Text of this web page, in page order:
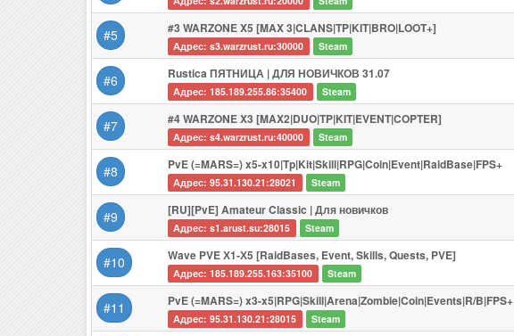
#5 #3 WARZONE X5 [MAX 3|CLANS|TP|KIT|BRO|LOOT+]
Адрес: s3.warzrust.ru:30000 Steam
#6 Rustica ПЯТНИЦА | ДЛЯ НОВИЧКОВ 31.07
Адрес: 185.189.255.86:35400 Steam
#7 #4 WARZONE X3 [MAX2|DUO|TP|KIT|EVENT|COPTER]
Адрес: s4.warzrust.ru:40000 Steam
#8 PvE (=MARS=) x5-x10|Tp|Kit|Skill|RPG|Coin|Event|RaidBase|FPS+
Адрес: 95.31.130.21:28021 Steam
#9 [RU][PvE] Amateur Classic | Для новичков
Адрес: s1.arust.su:28015 Steam
#10 Wave PVE Х1-Х5 [RaidBases, Event, Skills, Quests, PVE]
Адрес: 185.189.255.163:35100 Steam
#11 PvE (=MARS=) x3-x5|RPG|Skill|Arena|Zombie|Coin|Events|R/B|FPS+
Адрес: 95.31.130.21:28015 Steam